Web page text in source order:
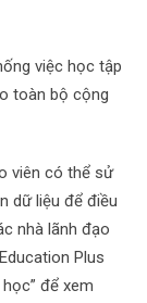
việc học tập
toàn bộ cộng
viên có thể sử
dữ liệu để điều
nhà lãnh đạo
Plus
để xem